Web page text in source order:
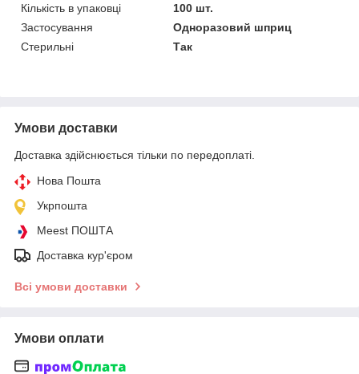
Кількість в упаковці
100 шт.
Застосування
Одноразовий шприц
Стерильні
Так
Умови доставки
Доставка здійснюється тільки по передоплаті.
Нова Пошта
Укрпошта
Meest ПОШТА
Доставка кур'єром
Всі умови доставки
Умови оплати